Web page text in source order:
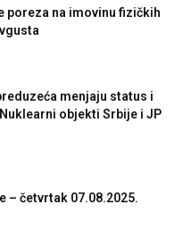
poreza na imovinu fizičkih
menjaju status i
objekti Srbije i JP
– četvrtak 07.08.2025.